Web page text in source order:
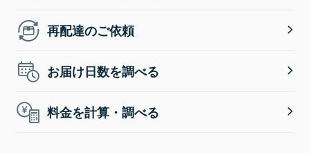
再配達のご依頼
お届け日数を調べる
料金を計算・調べる